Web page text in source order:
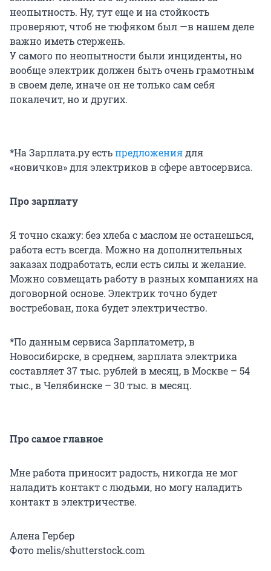
неопытность. Ну, тут еще и на стойкость
проверяют, чтоб не тюфяком был —в нашем деле
важно иметь стержень.
У самого по неопытности были инциденты, но
вообще электрик должен быть очень грамотным
в своем деле, иначе он не только сам себя
покалечит, но и других.
*На Зарплата.ру естьпредложениядля
«новичков» для электриков в сфере автосервиса.
Про зарплату
Я точно скажу: без хлеба с маслом не останешься,
работа есть всегда. Можно на дополнительных
заказах подработать, если есть силы и желание.
Можно совмещать работу в разных компаниях на
договорной основе. Электрик точно будет
востребован, пока будет электричество.
*По данным сервиса Зарплатометр, в
Новосибирске, в среднем, зарплата электрика
составляет 37 тыс. рублей в месяц, в Москве – 54
тыс., в Челябинске – 30 тыс. в месяц.
Про самое главное
Мне работа приносит радость, никогда не мог
наладить контакт с людьми, но могу наладить
контакт в электричестве.
Алена Гербер
Фото melis/shutterstock.com